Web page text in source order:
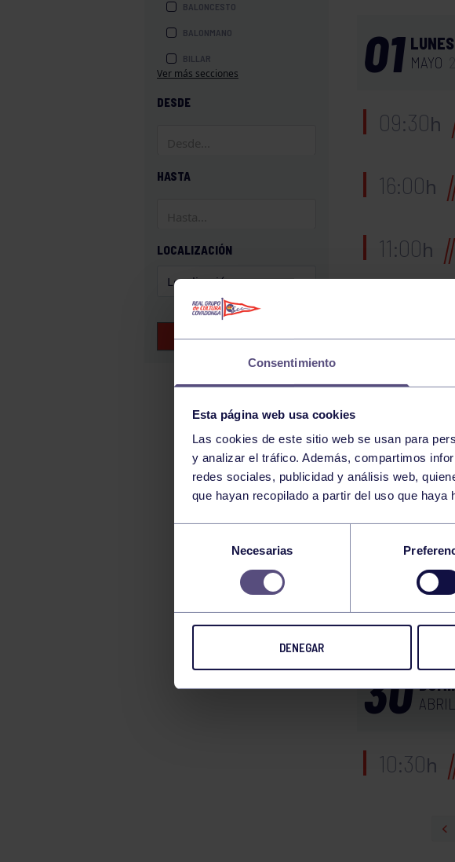
Consentimiento
Esta página web usa cookies
Las cookies de este sitio web se usan para
y analizar el tráfico. Además, compartimos
redes sociales, publicidad y análisis web,
que hayan recopilado a partir del uso que haya
consentimiento
Necesarias
DENEGAR
BALONCESTO
BALONMANO
BILLAR
BOXEO
JUDO
NATACIÓN
PÁDEL
PELOTA
PIRAGÜISMO
TIRO CON ARCO
Ver más secciones
DESDE
HASTA
LOCALIZACIÓN
BUSCAR EVENTOS
01 LUNES
MAYO
09:30h
16:00h
11:00h
17:30h
08:30h
18:00h
TORNEO
30 ABRIL
10:30h